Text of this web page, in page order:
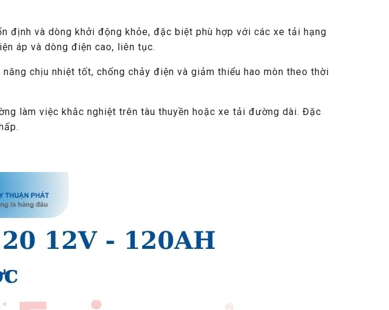
định và dòng khởi động khỏe, đặc biệt phù hợp với các xe tải hạng
áp và dòng điện cao, liên tục.
chịu nhiệt tốt, chống chảy điện và giảm thiểu hao mòn theo thời
làm việc khắc nghiệt trên tàu thuyền hoặc xe tải đường dài. Đặc